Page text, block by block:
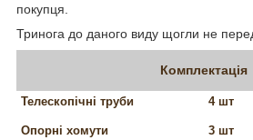
покупця.
Тринога до даного виду щогли не
Комплектація
Телескопічні труби 4 шт
Опорні хомути 3 шт